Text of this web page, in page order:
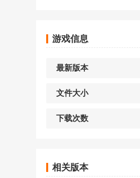
游戏信息
最新版本
文件大小
下载次数
相关版本